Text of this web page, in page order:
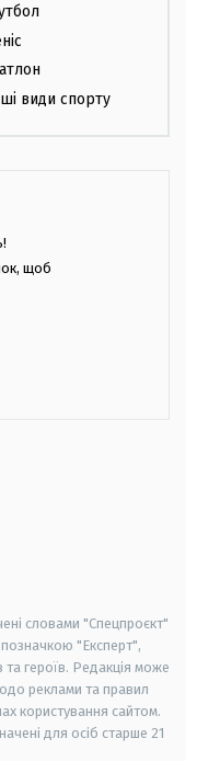
види спорту
щоб
словами "Спецпроєкт"
"Експерт",
героїв. Редакція може
реклами та правил
користування сайтом.
для осіб старше 21